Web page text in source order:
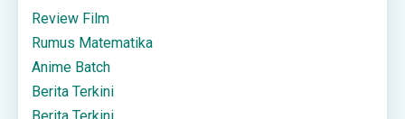
Review Film
Rumus Matematika
Anime Batch
Berita Terkini